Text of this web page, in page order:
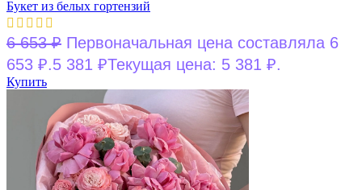
Букет из белых гортензий
6 653₽ Первоначальная цена составляла 6
653 ₽.5 381 ₽Текущая цена: 5 381 ₽.
Купить